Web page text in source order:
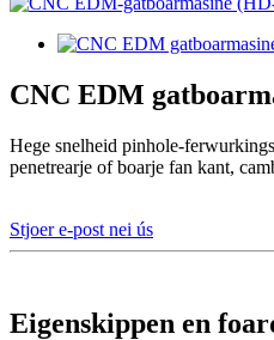
CNC EDM
Hege snelheid pinhole-
penetrearje of boarje fan kant,
Stjoer e-post nei ús
Eigenskippen en